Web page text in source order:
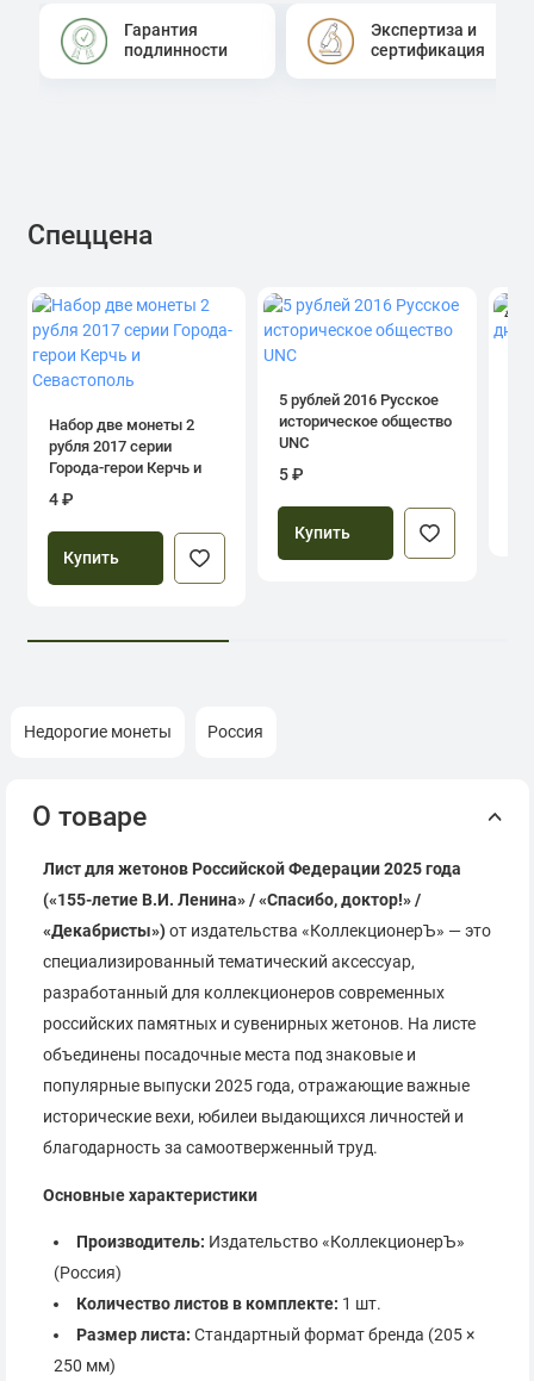
Гарантия
подлинности
Экспертиза и
сертификация
Спеццена
Набор две монеты 2
рубля 2017 серии
Города-герои Керчь и
4 ₽
Купить
5 рублей 2016 Русское
историческое общество
UNC
5 ₽
Купить
4.0
Недорогие монеты Россия
О товаре
Лист для жетонов Российской Федерации 2025 года
(«155-летие В.И. Ленина» / «Спасибо, доктор!» /
«Декабристы»)от издательства «КоллекционерЪ» — это
специализированный тематический аксессуар,
разработанный для коллекционеров современных
российских памятных и сувенирных жетонов. На листе
объединены посадочные места под знаковые и
популярные выпуски 2025 года, отражающие важные
исторические вехи, юбилеи выдающихся личностей и
благодарность за самоотверженный труд.
Основные характеристики
Производитель: Издательство «КоллекционерЪ»
(Россия)
Количество листов в комплекте: 1 шт.
Размер листа: Стандартный формат бренда (205 ×
250 мм)